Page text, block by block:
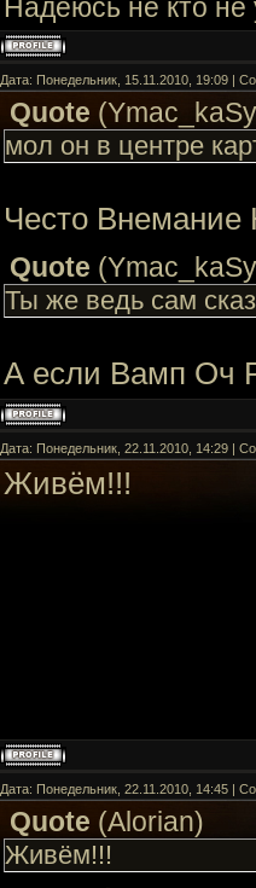
Надеюсь не кто
Дата: Понедельник, 15.11.2010, 19:09 |
Quote (Ymac_kaSy
мол он в центре
Често Внемание
Quote (Ymac_kaSy
Ты же ведь сам
А если Вамп Оч
Дата: Понедельник, 22.11.2010, 14:29 |
Живём!!!
Дата: Понедельник, 22.11.2010, 14:45 |
Quote (Alorian)
Живём!!!